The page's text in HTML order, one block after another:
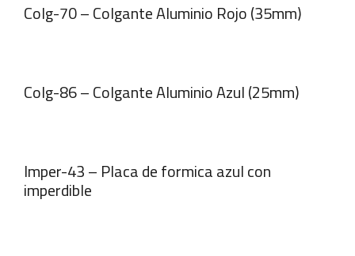
Colg-70 – Colgante Aluminio Rojo (35mm)
Colg-86 – Colgante Aluminio Azul (25mm)
Imper-43 – Placa de formica azul con
imperdible